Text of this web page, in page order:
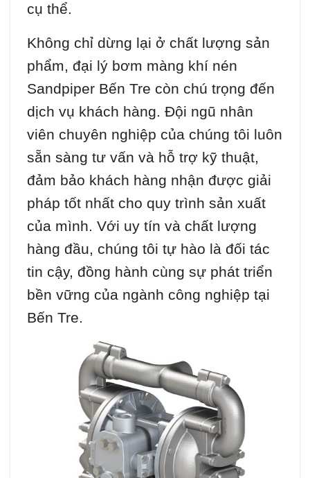
cụ thể.
Không chỉ dừng lại ở chất lượng sản
phẩm, đại lý bơm màng khí nén
Sandpiper Bến Tre còn chú trọng đến
dịch vụ khách hàng. Đội ngũ nhân
viên chuyên nghiệp của chúng tôi luôn
sẵn sàng tư vấn và hỗ trợ kỹ thuật,
đảm bảo khách hàng nhận được giải
pháp tốt nhất cho quy trình sản xuất
của mình. Với uy tín và chất lượng
hàng đầu, chúng tôi tự hào là đối tác
tin cậy, đồng hành cùng sự phát triển
bền vững của ngành công nghiệp tại
Bến Tre.